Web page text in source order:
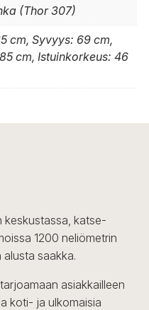
(Thor 307)
cm, Syvyys: 69 cm,
cm, Istuinkorkeus: 46
keskustassa, katse-
1200 neliömetrin
saakka.
asiakkailleen
koti- ja ulkomaisia